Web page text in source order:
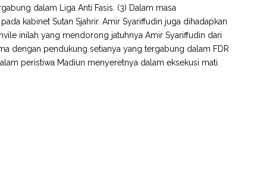
dalam Liga Anti Fasis. (3) Dalam masa
kabinet Sutan Sjahrir. Amir Syariffudin juga dihadapkan
inilah yang mendorong jatuhnya Amir Syariffudin dari
dengan pendukung setianya yang tergabung dalam FDR
peristiwa Madiun menyeretnya dalam eksekusi mati.